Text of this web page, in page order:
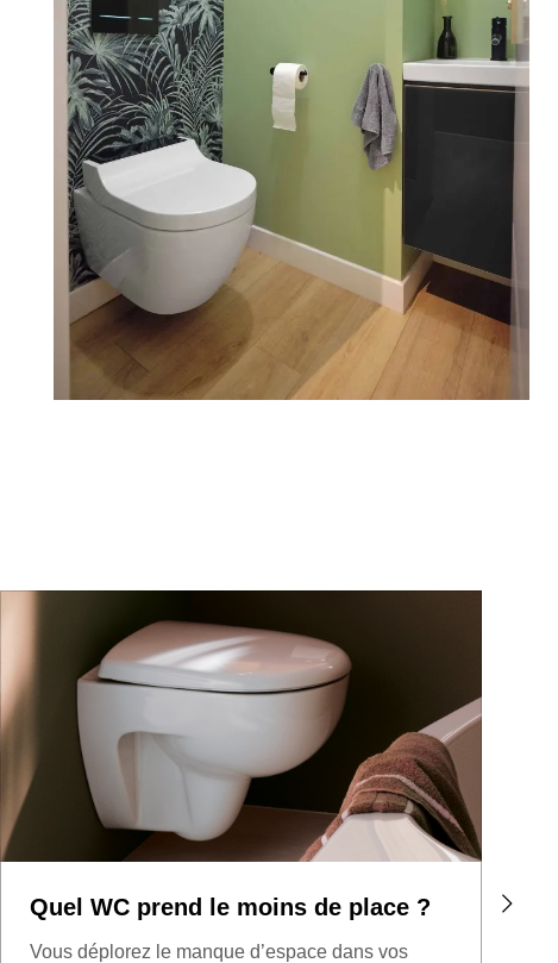
Quel WC prend le moins de place ?
Vous déplorez le manque d’espace dans vos